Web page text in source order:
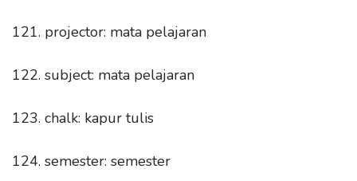
121. projector: mata pelajaran
122. subject: mata pelajaran
123. chalk: kapur tulis
124. semester: semester